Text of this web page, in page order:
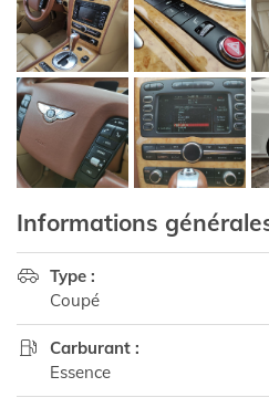
Informations

Type :
Coupé

Carburant :
Essence